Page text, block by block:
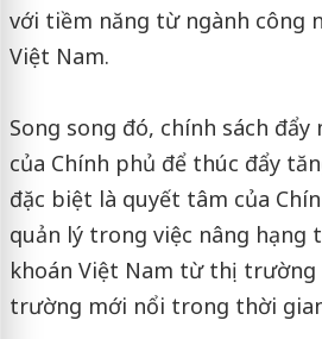
với tiềm năng từ ngành công
Việt Nam.
Song song đó, chính sách
của Chính phủ để thúc đẩy
đặc biệt là quyết tâm của
quản lý trong việc nâng hạng
khoán Việt Nam từ thị trường
trường mới nổi trong thời